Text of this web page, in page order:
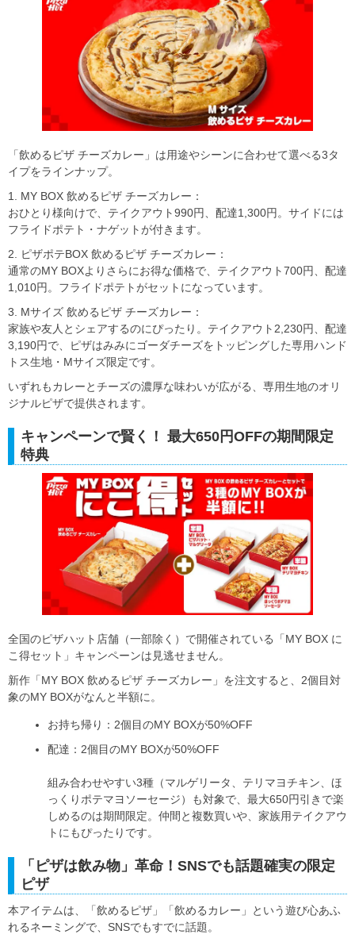
「飲めるピザ チーズカレー」は用途やシーンに合わせて選べる3タ
イプをラインナップ。
1. MY BOX 飲めるピザ チーズカレー：
おひとり様向けで、テイクアウト990円、配達1,300円。サイドには
フライドポテト・ナゲットが付きます。
2. ピザポテBOX 飲めるピザ チーズカレー：
通常のMY BOXよりさらにお得な価格で、テイクアウト700円、配達
1,010円。フライドポテトがセットになっています。
3. Mサイズ 飲めるピザ チーズカレー：
家族や友人とシェアするのにぴったり。テイクアウト2,230円、配達
3,190円で、ピザはみみにゴーダチーズをトッピングした専用ハンド
トス生地・Mサイズ限定です。
いずれもカレーとチーズの濃厚な味わいが広がる、専用生地のオリ
ジナルピザで提供されます。
キャンペーンで賢く！ 最大650円OFFの期間限定
特典
全国のピザハット店舗（一部除く）で開催されている「MY BOX に
こ得セット」キャンペーンは見逃せません。
新作「MY BOX 飲めるピザ チーズカレー」を注文すると、2個目対
象のMY BOXがなんと半額に。
お持ち帰り：2個目のMY BOXが50%OFF
配達：2個目のMY BOXが50%OFF
組み合わせやすい3種（マルゲリータ、テリマヨチキン、ほ
っくりポテマヨソーセージ）も対象で、最大650円引きで楽
しめるのは期間限定。仲間と複数買いや、家族用テイクアウ
トにもぴったりです。
「ピザは飲み物」革命！SNSでも話題確実の限定
ピザ
本アイテムは、「飲めるピザ」「飲めるカレー」という遊び心あふ
れるネーミングで、SNSでもすでに話題。